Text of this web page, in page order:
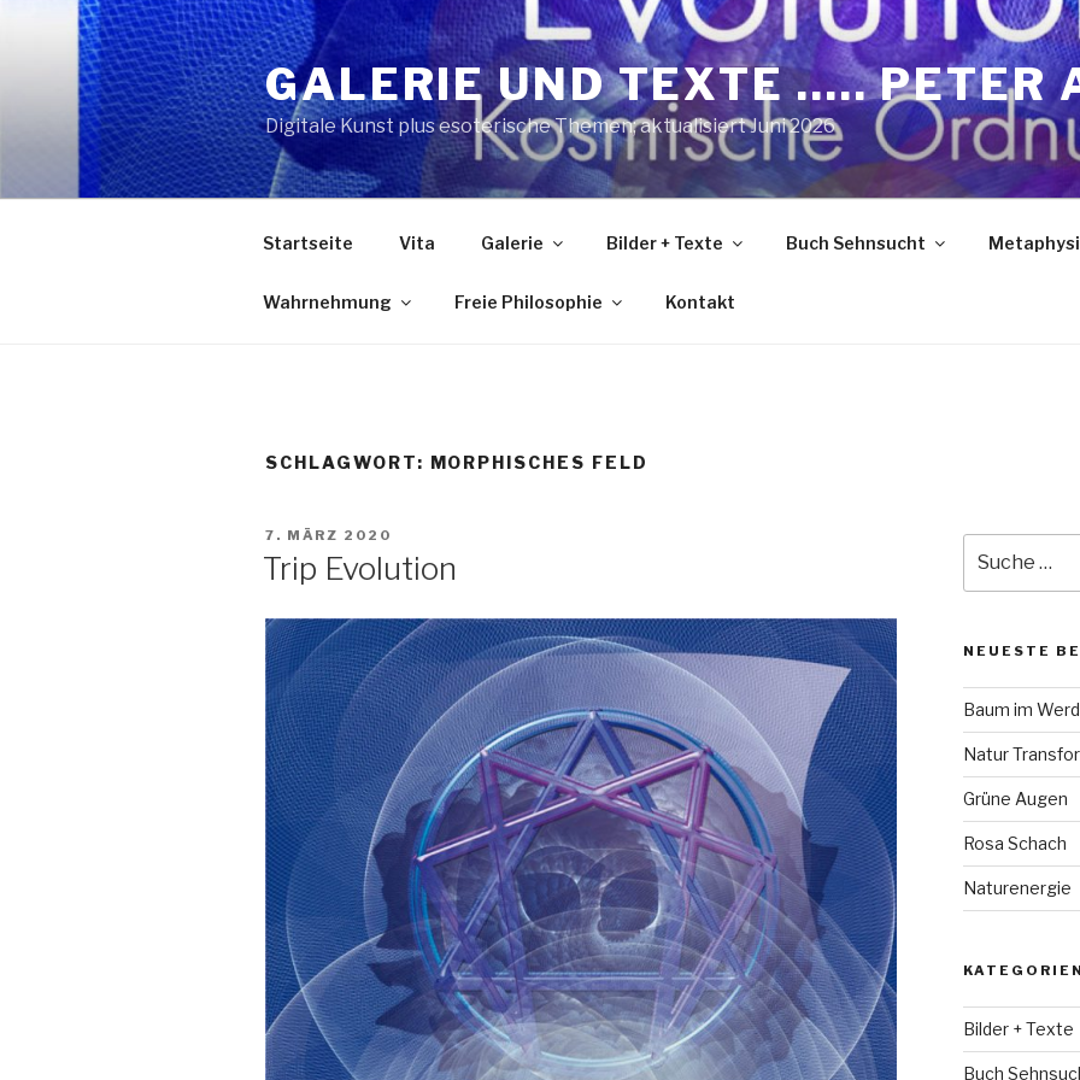
springen
GALERIE UND TEXTE ….. PETER
Digitale Kunst plus esoterische Themen; aktualisiert Juni 2026
Startseite Vita Galerie Bilder + Texte Buch Sehnsucht
Wahrnehmung Freie Philosophie Kontakt
SCHLAGWORT: MORPHISCHES FELD
VERÖFFENTLICHT
7. MÄRZ 2020
Trip Evolution
nach:
NEUESTE
Baum im
Natur
Grüne Augen
Rosa Schach
Naturenergie
KATEGORIEN
Bilder + Texte
Buch